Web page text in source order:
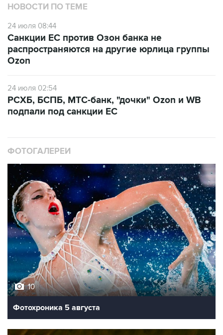
НОВОСТИ ПО ТЕМЕ
24 июля 08:44
Санкции ЕС против Озон банка не
распространяются на другие юрлица группы
Ozon
24 июля 02:54
РСХБ, БСПБ, МТС-банк, "дочки" Ozon и WB
подпали под санкции ЕС
ФОТОГАЛЕРЕИ
10
Фотохроника 5 августа